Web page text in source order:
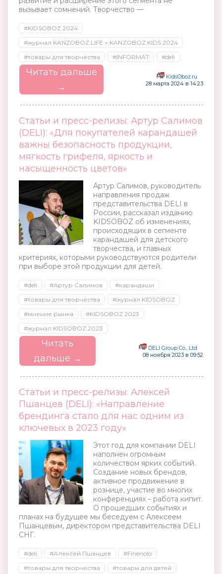
вызывает сомнений. Творчество —
#KIDSOBOZ 2024
#журнал KANZOBOZ.LIFE + KANZOBOZ.KIDS 2024
#товары для творчества
#INFORMAT #deli
Читать дальше
→
KidsOboz.ru
28 марта 2024 в 14:23
Статьи и пресс-релизы: Артур Салимов
(DELI): «Для покупателей карандашей
важны безопасность продукции,
мягкость грифеля, яркость и
насыщенность цветов»
Артур Салимов, руководитель
направления продаж
представительства DELI в
России, рассказал изданию
KIDSOBOZ об изменениях,
происходящих в сегменте
карандашей для детского
творчества, и главных
критериях, которыми руководствуются родители
при выборе этой продукции для детей.
#deli #Артур Салимов
#карандаши
#товары для творчества
#журнал KIDSOBOZ
#мнение рынка
#KIDSOBOZ 2023
#журнал KIDSOBOZ 2023
Читать
дальше →
DELI Group Co., Ltd
08 ноября 2023 в 09:52
Статьи и пресс-релизы: Алексей
Пшанцев (DELI): «Направление
брендинга стало для нас одним из
ключевых в 2023 году»
Этот год для компании DELI
наполнен огромным
количеством ярких событий.
Создание новых брендов,
активное продвижение в
рознице, участие во многих
конференциях – работа кипит.
О прошедших событиях и
планах на будущее мы беседуем с Алексеем
Пшанцевым, директором представительства DELI
СНГ.
#deli #Алексей Пшанцев
#Finenolo
#товары для творчества
#товары для детей